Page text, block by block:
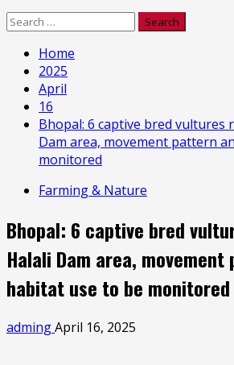
Search
Home
2025
April
16
Bhopal: 6 captive bred vultures
Dam area, movement pattern
monitored
Farming & Nature
Bhopal: 6 captive bred
Halali Dam area,
habitat use to be monitored
admingApril 16, 2025